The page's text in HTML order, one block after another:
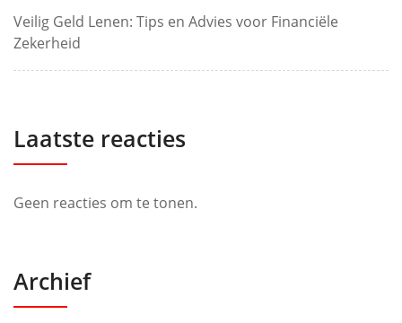
Veilig Geld Lenen: Tips en Advies voor Financiële
Zekerheid
Laatste reacties
Geen reacties om te tonen.
Archief